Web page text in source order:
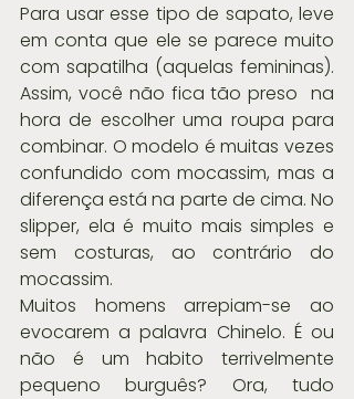
Para usar esse tipo de sapato, leve
em conta que ele se parece muito
com sapatilha (aquelas femininas).
Assim, você não fica tão preso  na
hora de escolher uma roupa para
combinar. O modelo é muitas vezes
confundido com mocassim, mas a
diferença está na parte de cima. No
slipper, ela é muito mais simples e
sem costuras, ao contrário do
mocassim.
Muitos homens arrepiam-se ao
evocarem a palavra Chinelo. É ou
não é um habito terrivelmente
pequeno burguês? Ora, tudo